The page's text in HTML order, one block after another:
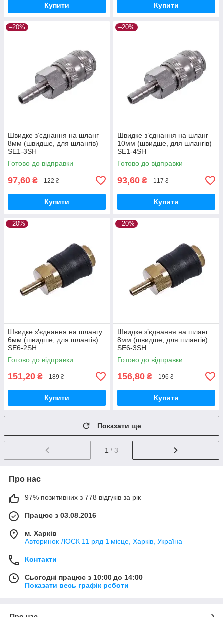
Купити Купити
–20%
Швидке з’єднання на шланг
8мм (швидше, для шлангів)
SE1-3SH
Готово до відправки
97,60 ₴ 122 ₴
Купити
–20%
Швидке з’єднання на шланг
10мм (швидше, для шлангів)
SE1-4SH
Готово до відправки
93,60 ₴ 117 ₴
Купити
–20%
Швидке з’єднання на шлангу
6мм (швидше, для шлангів)
SE6-2SH
Готово до відправки
151,20 ₴ 189 ₴
Купити
–20%
Швидке з’єднання на шланг
8мм (швидше, для шлангів)
SE6-3SH
Готово до відправки
156,80 ₴ 196 ₴
Купити
Показати ще
1 / 3
Про нас
97% позитивних з 778 відгуків за рік
Працює з 03.08.2016
м. Харків
Авторинок ЛОСК 11 ряд 1 місце, Харків, Україна
Контакти
Сьогодні працює з 10:00 до 14:00
Показати весь графік роботи